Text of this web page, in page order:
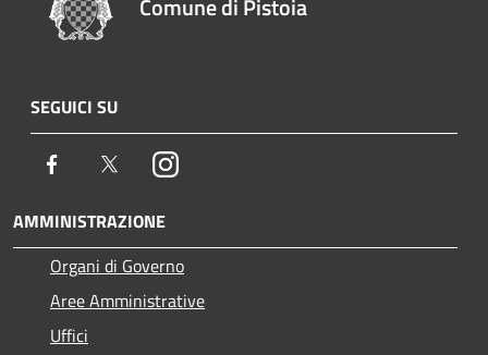
SEGUICI SU
Facebook TwitterInstagram
AMMINISTRAZIONE
Organi di Governo
Aree Amministrative
Uffici